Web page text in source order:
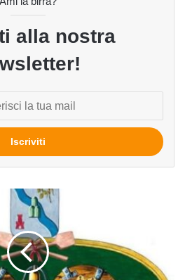
alla nostra